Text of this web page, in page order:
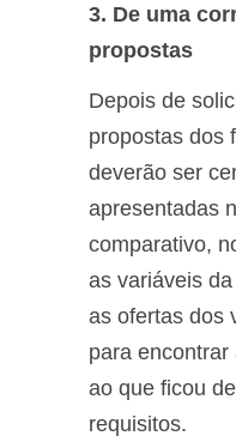
3. De uma
propostas
Depois de
propostas dos
deverão ser
apresentadas
comparativo,
as variáveis
as ofertas dos
para
ao que ficou
requisitos.